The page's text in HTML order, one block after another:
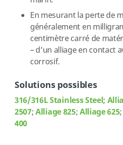
En mesurant la perte de
généralement en
centimètre carré de
– d’un alliage en contact
corrosif.
Solutions possibles
316/316L Stainless Steel;
2507;Alliage 825;Alliage 625;
400